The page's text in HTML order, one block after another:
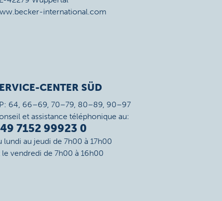
international.com
CENTER SÜD
64, 66–69, 70–79, 80–89, 90–97
et assistance téléphonique au:
7152 99923 0
lundi au jeudi de 7h00 à 17h00
le vendredi de 7h00 à 16h00